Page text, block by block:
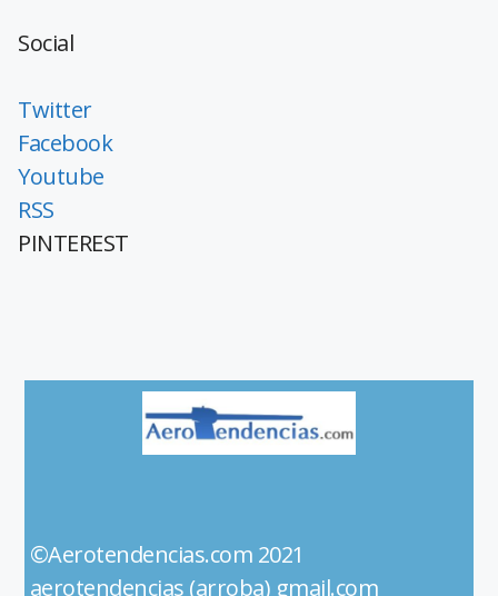
Social
Twitter
Facebook
Youtube
RSS
PINTEREST
©Aerotendencias.com 2021
aerotendencias (arroba) gmail.com